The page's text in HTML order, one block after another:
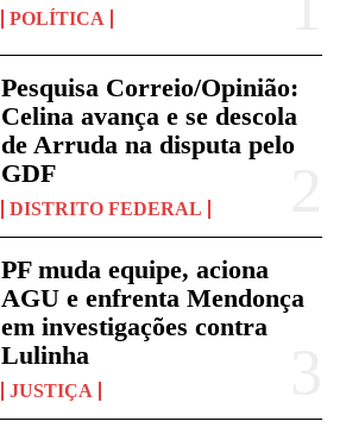
POLÍTICA
Pesquisa Correio/Opinião:
Celina avança e se descola
de Arruda na disputa pelo
GDF
DISTRITO FEDERAL
PF muda equipe, aciona
AGU e enfrenta Mendonça
em investigações contra
Lulinha
JUSTIÇA